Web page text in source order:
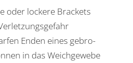
oder lockere Brackets
Enden eines gebro­
in das Weich­ge­webe